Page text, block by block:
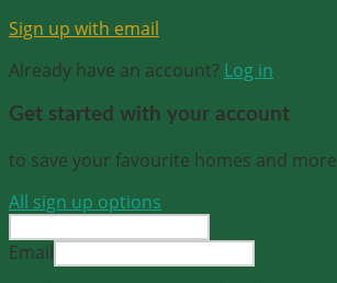
Sign up with email
Already have an account? Log in
Get started with your account
to save your favourite homes and more
All sign up options
Email